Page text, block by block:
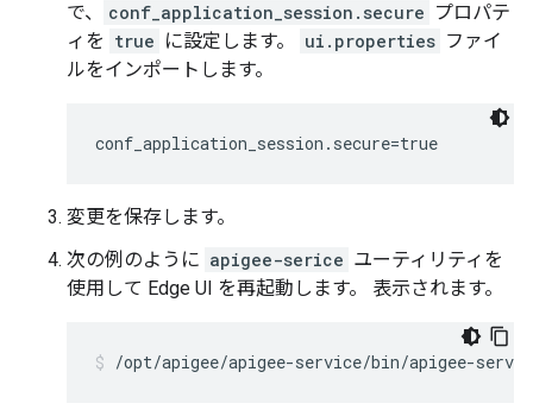
で、
conf_application_session.secure プロパテ
ィを true に設定します。 ui.properties ファイ
ルをインポートします。
conf_application_session.secure=true
変更を保存します。
次の例のように apigee-serice ユーティリティを
使用して Edge UI を再起動します。 表示されます。
/opt/apigee/apigee-service/bin/apigee-